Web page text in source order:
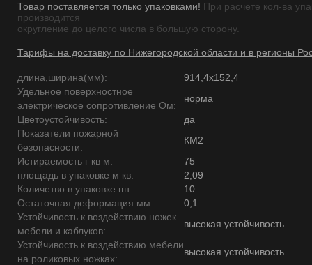
Товар поставляется только упаковками! При расчете кол-ва
производится
округление до целого числа в большую сторону.
Тарифы на доставку по Нижегородской области и в регионы
длина,ширина(мм):
914,4х152,4
Удельное поверхностное
электрическое сопротивление Ом:
норма
Цветоустойчивость:
да
Показатели пожарной
безопасности:
КМ2
Истираемость г кв м:
75
площадь в упаковке м кв:
2,09
Количетво в упаковке шт:
10
Остаточная деформация мм:
0,1
Устойчивость к воздействию ножек
мебели и каблуков:
высокая устойчивость
Устойчивость к воздействию мебели
на роликовых ножках:
высокая устойчивость